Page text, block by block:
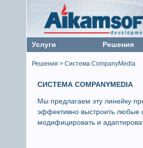
Услуги Решения
Решения > Система CompanyMedia
СИСТЕМА COMPANYMEDIA
Мы предлагаем эту линейку
эффективно выстроить любые
модифицировать и